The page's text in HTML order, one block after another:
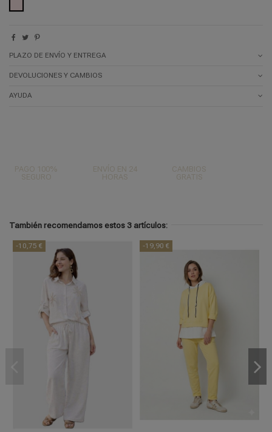
PLAZO DE ENVÍO Y ENTREGA
DEVOLUCIONES Y CAMBIOS
AYUDA
PAGO 100%
SEGURO
ENVÍO EN 24
HORAS
CAMBIOS
GRATIS
También recomendamos estos 3 artículos:
-10,75 € -19,90 €